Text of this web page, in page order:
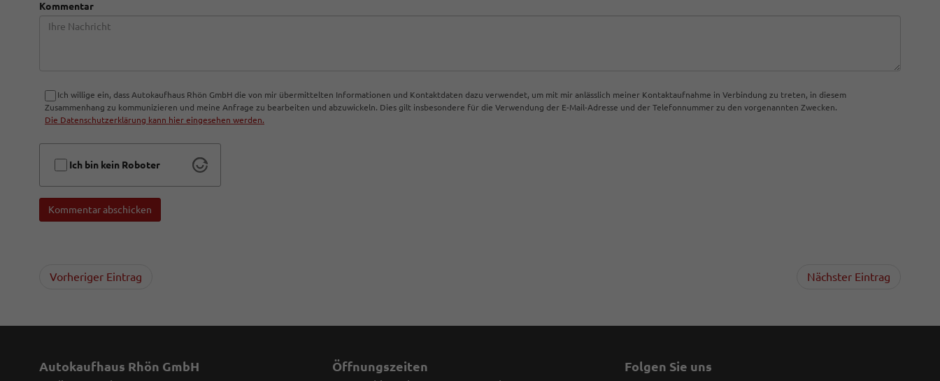
Kommentar
Ich willige ein, dass Autokaufhaus Rhön GmbH die von mir übermittelten Informationen und Kontaktdaten dazu verwendet, um mit mir anlässlich meiner Kontaktaufnahme in Verbindung zu treten, in diesem
Zusammenhang zu kommunizieren und meine Anfrage zu bearbeiten und abzuwickeln. Dies gilt insbesondere für die Verwendung der E-Mail-Adresse und der Telefonnummer zu den vorgenannten Zwecken.
Die Datenschutzerklärung kann hier eingesehen werden.
Ich bin kein Roboter
Kommentar abschicken
Vorheriger Eintrag Nächster Eintrag
Autokaufhaus Rhön GmbH Öffnungszeiten Folgen Sie uns